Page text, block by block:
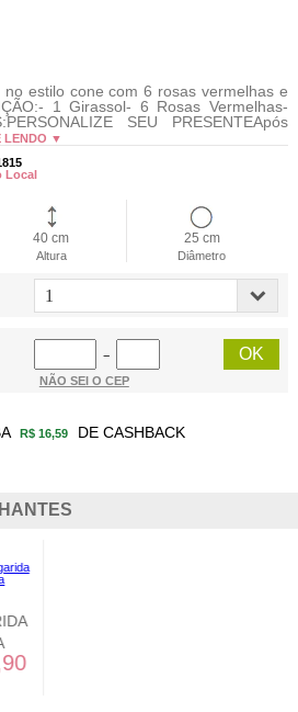
no estilo cone com 6 rosas vermelhas e
1 Girassol- 6 Rosas Vermelhas-
SEU PRESENTEApós
LENDO ▼
Local
40 cm
Altura
25 cm
Diâmetro
−
NÃO SEI O CEP
R$ 16,59 DE CASHBACK